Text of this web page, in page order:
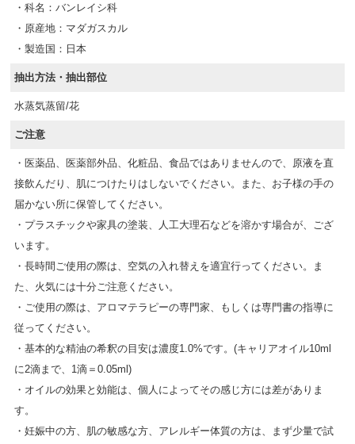
・科名：バンレイシ科
・原産地：マダガスカル
・製造国：日本
抽出方法・抽出部位
水蒸気蒸留/花
ご注意
・医薬品、医薬部外品、化粧品、食品ではありませんので、原液を直
接飲んだり、肌につけたりはしないでください。また、お子様の手の
届かない所に保管してください。
・プラスチックや家具の塗装、人工大理石などを溶かす場合が、ござ
います。
・長時間ご使用の際は、空気の入れ替えを適宜行ってください。ま
た、火気には十分ご注意ください。
・ご使用の際は、アロマテラピーの専門家、もしくは専門書の指導に
従ってください。
・基本的な精油の希釈の目安は濃度1.0%です。(キャリアオイル10ml
に2滴まで、1滴＝0.05ml)
・オイルの効果と効能は、個人によってその感じ方には差がありま
す。
・妊娠中の方、肌の敏感な方、アレルギー体質の方は、まず少量で試